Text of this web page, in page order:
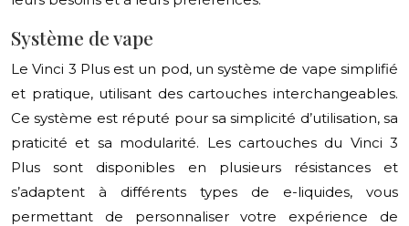
Système de vape
Le Vinci 3 Plus est un pod, un système de vape simplifié
et pratique, utilisant des cartouches interchangeables.
Ce système est réputé pour sa simplicité d’utilisation, sa
praticité et sa modularité. Les cartouches du Vinci 3
Plus sont disponibles en plusieurs résistances et
s’adaptent à différents types de e-liquides, vous
permettant de personnaliser votre expérience de